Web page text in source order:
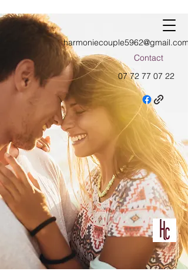
harmoniecouple5962@gmail.com
Contact
07 72 77 07 22